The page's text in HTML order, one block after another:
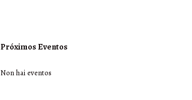
Próximos Eventos
Non hai eventos